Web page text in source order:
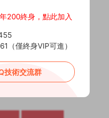
200終身，點此加入
（僅終身VIP可進）
技術交流群